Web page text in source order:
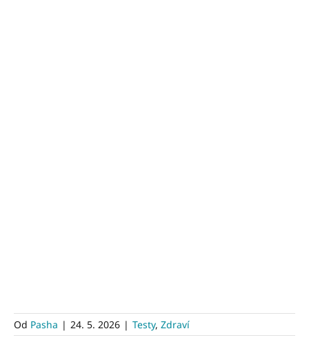
Od Pasha | 24. 5. 2026 | Testy, Zdraví